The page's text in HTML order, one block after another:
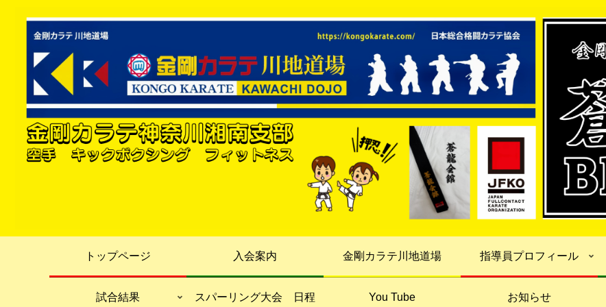
トップページ 入会案内 金剛カラテ川地道場 指導員プロフィール
試合結果 スパーリング大会 日程 You Tube お知らせ